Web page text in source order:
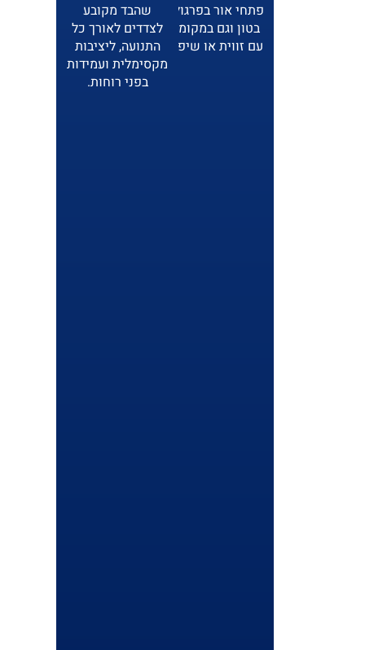
פתחי אור בפרגולות
בטון וגם במקומות
עם זווית או שיפוע.
שהבד מקובע
לצדדים לאורך כל
התנועה, ליציבות
מקסימלית ועמידות
בפני רוחות.